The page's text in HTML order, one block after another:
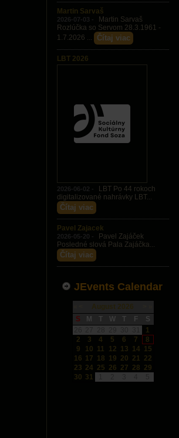
Martin Sarvaš
2026-07-03 -
Martin Sarvaš
Rozlúčka so Servom 28.3.1961 -
1.7.2026 ...
Čítaj viac
LBT 2026
2026-06-02 -
LBT Po 44 rokoch
digitalizované nahrávky LBT...
Čítaj viac
Pavel Zajacek
2026-05-20 -
Pavel Zajáček
Posledné slová Pala Zajáčka...
Čítaj viac
JEvents Calendar
August 2026
S
M T W T F
S
1
2
3 4 5 6 7
8
9
10 11 12 13 14
15
16 17 18 19 20 21 22
23 24 25 26 27 28 29
30 31